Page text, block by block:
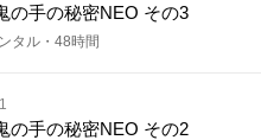
の手の秘密NEO その3
タル・ 48時間
の手の秘密NEO その2